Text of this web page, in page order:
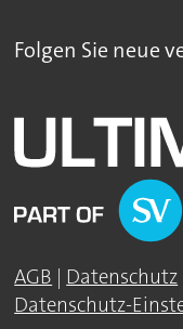
Folgen Sie neue
AGB | Datenschutz
Datenschutz-